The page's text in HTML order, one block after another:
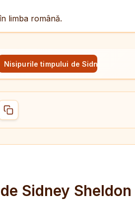
limba română.
Nisipurile timpului de Sidney Sheldon
pe Twitter/X
pe Reddit
Copiază link-ul
Sidney Sheldon